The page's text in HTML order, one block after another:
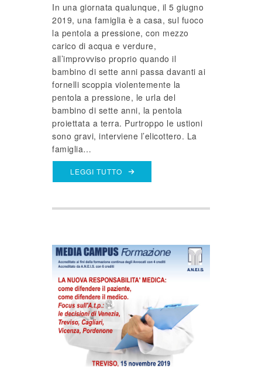
In una giornata qualunque, il 5 giugno
2019, una famiglia è a casa, sul fuoco
la pentola a pressione, con mezzo
carico di acqua e verdure,
all’improvviso proprio quando il
bambino di sette anni passa davanti ai
fornelli scoppia violentemente la
pentola a pressione, le urla del
bambino di sette anni, la pentola
proiettata a terra. Purtroppo le ustioni
sono gravi, interviene l’elicottero. La
famiglia…
LEGGI TUTTO